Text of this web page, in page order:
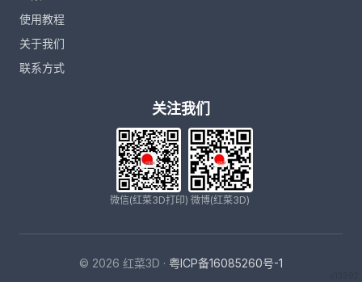
使用教程
关于我们
联系方式
关注我们
微信(红菜3D打印) 微博(红菜3D)
© 2026 红菜3D · 粤ICP备16085260号-1